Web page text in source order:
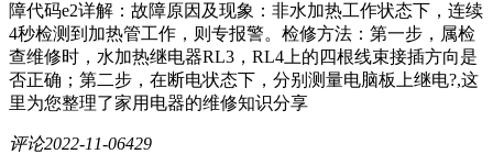
障代码e2详解：故障原因及现象：非水加热工作状态下，连续
4秒检测到加热管工作，则专报警。检修方法：第一步，属检
查维修时，水加热继电器RL3，RL4上的四根线束接插方向是
否正确；第二步，在断电状态下，分别测量电脑板上继电?,这
里为您整理了家用电器的维修知识分享
评论2022-11-06429